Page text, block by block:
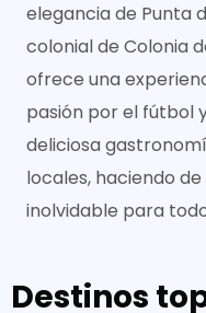
elegancia de Punta
colonial de Colonia
ofrece una
pasión por el fútbol
deliciosa
locales, haciendo
inolvidable para
Destinos